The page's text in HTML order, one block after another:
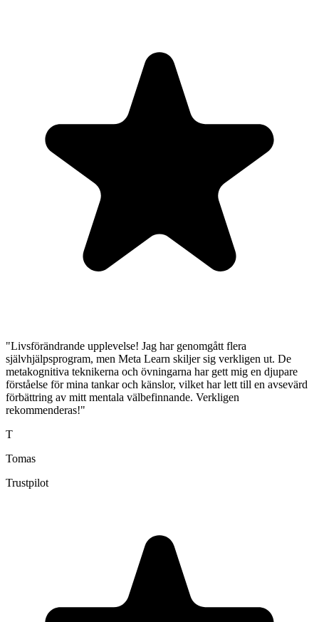
"Livsförändrande upplevelse! Jag har genomgått flera
självhjälpsprogram, men Meta Learn skiljer sig verkligen ut. De
metakognitiva teknikerna och övningarna har gett mig en djupare
förståelse för mina tankar och känslor, vilket har lett till en avsevärd
förbättring av mitt mentala välbefinnande. Verkligen
rekommenderas!"
T
Tomas
Trustpilot